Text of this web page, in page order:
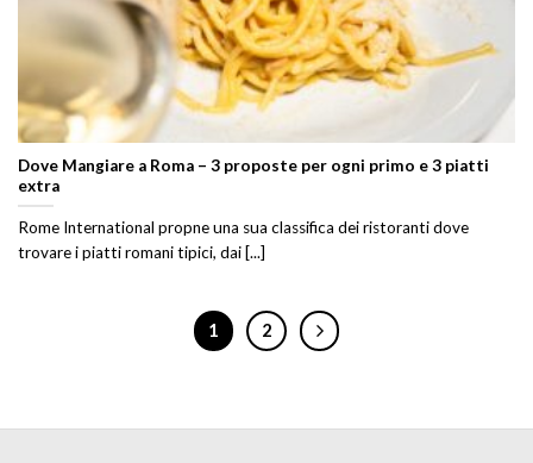
Dove Mangiare a Roma – 3 proposte per ogni primo e 3 piatti
extra
Rome International propne una sua classifica dei ristoranti dove
trovare i piatti romani tipici, dai [...]
1 2